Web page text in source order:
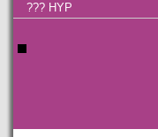
??? HYP